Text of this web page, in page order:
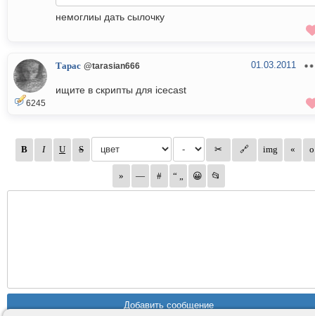
немоглиы дать сылочку
6245
Тарас @tarasian666 01.03.2011
ищите в скрипты для icecast